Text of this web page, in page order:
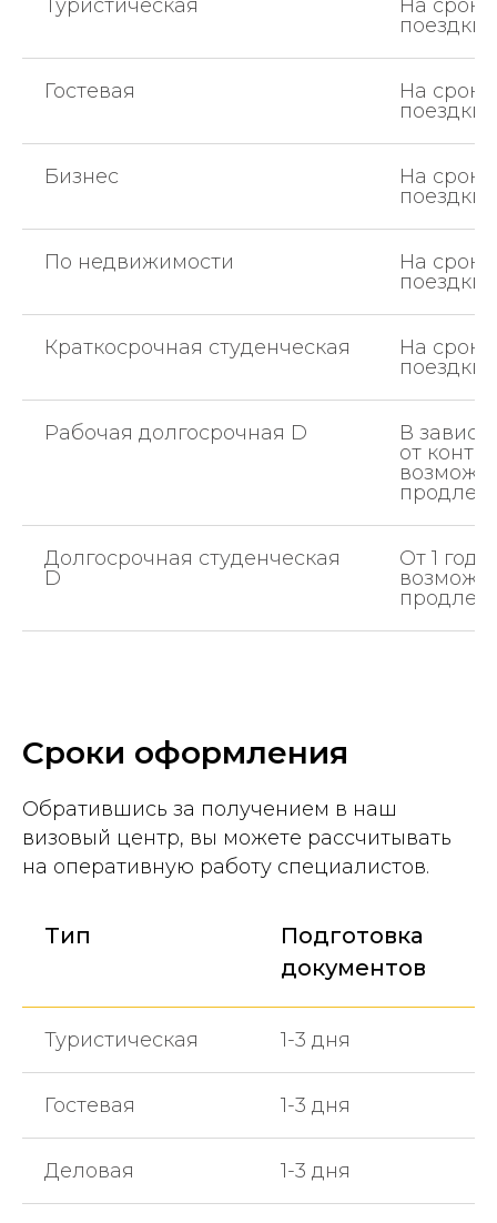
Туристическая
На сроки
поездки
Гостевая
На сроки
поездки
Бизнес
На сроки
поездки
По недвижимости
На сроки
поездки
Краткосрочная студенческая
На сроки
поездки
Рабочая долгосрочная D
В
от
Долгосрочная студенческая
D
От 1 года
Сроки оформления
Обратившись за получением в наш
визовый центр, вы можете рассчитывать
на оперативную работу специалистов.
Тип
Подготовка
документов
Туристическая 1-3 дня
Гостевая 1-3 дня
Деловая 1-3 дня